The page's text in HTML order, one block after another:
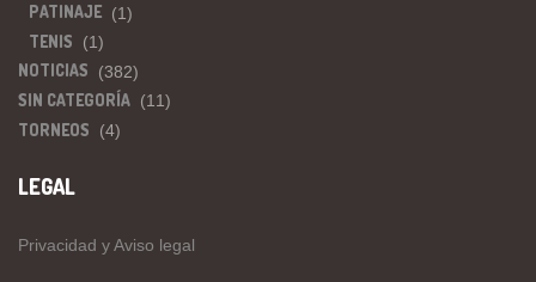
PATINAJE (1)
TENIS (1)
NOTICIAS (382)
SIN CATEGORÍA (11)
TORNEOS (4)
LEGAL
Privacidad y Aviso legal